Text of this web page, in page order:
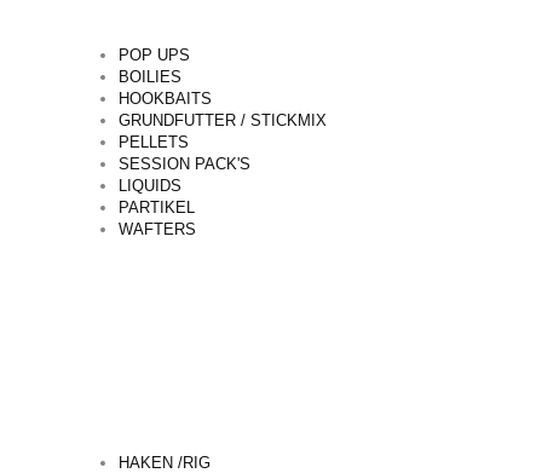
POP UPS
BOILIES
HOOKBAITS
GRUNDFUTTER / STICKMIX
PELLETS
SESSION PACK'S
LIQUIDS
PARTIKEL
WAFTERS
HAKEN /RIG